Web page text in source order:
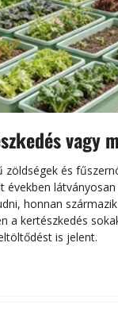
vagy
zöldségek és
években
honnan
a kertészkedés
is jelent.